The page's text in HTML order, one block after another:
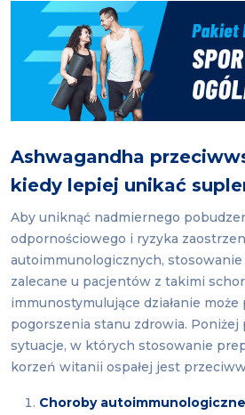
Ashwagandha
kiedy lepiej unikać
Aby uniknąć nadmiernego
odpornościowego i ryzyka
autoimmunologicznych,
zalecane u pacjentów z takimi
immunostymulujące działanie może
pogorszenia stanu zdrowia.
sytuacje, w których stosowanie
korzeń witanii ospałej jest
Choroby autoimmunologiczne